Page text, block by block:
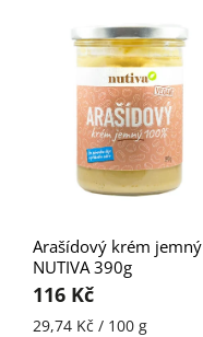
Nejprodávanější
Abecedně
Arašídový krém jemný
NUTIVA 390g
116 Kč
29,74 Kč / 100 g